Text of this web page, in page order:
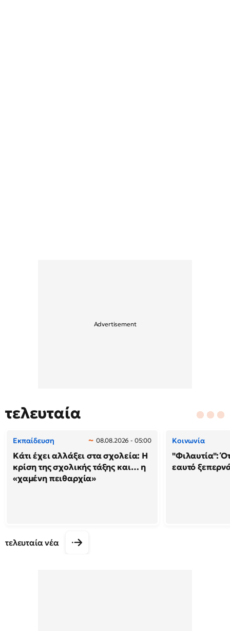
τελευταία
Εκπαίδευση 08.08.2026 - 05:00
Κάτι έχει αλλάξει στα σχολεία: H
κρίση της σχολικής τάξης και… η
«χαμένη πειθαρχία»
Κοινωνία
"Φιλαυτία":
εαυτό
τελευταία νέα